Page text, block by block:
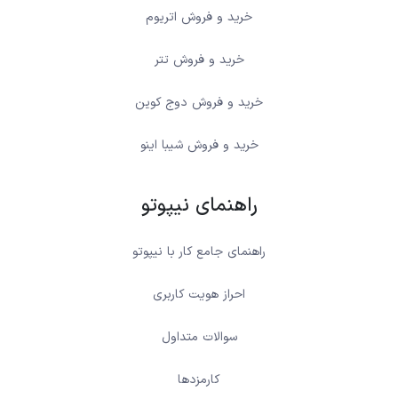
خرید و فروش اتریوم
خرید و فروش تتر
خرید و فروش دوج کوین
خرید و فروش شیبا اینو
راهنمای نیپوتو
راهنمای جامع کار با نیپوتو
احراز هویت کاربری
سوالات متداول
کارمزدها